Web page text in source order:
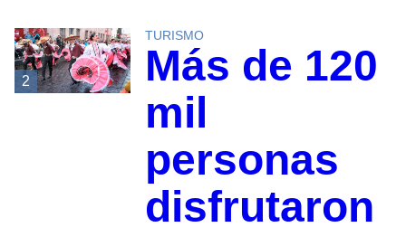
2
TURISMO
Más de 120
mil
personas
disfrutaron